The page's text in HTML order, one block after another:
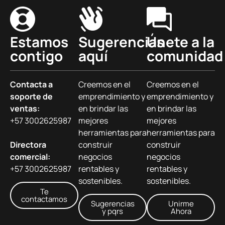
Estamos
contigo
Contacta a
soporte de
ventas:
+57 3002625987
Directora
comercial:
+57 3002625987
Te
contactamos
Sugerencias
aquí
Creemos en el
emprendimiento y
en brindar las
mejores
herramientas para
construir
negocios
rentables y
sostenibles.
Sugerencias
y pqrs
Únete a la
comunidad
Creemos en el
emprendimiento y
en brindar las
mejores
herramientas para
construir
negocios
rentables y
sostenibles.
Unirme
Ahora